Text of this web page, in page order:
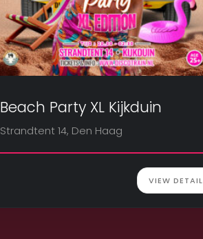
Beach Party XL Kijkduin
Strandtent 14, Den Haag
VIEW DETAIL